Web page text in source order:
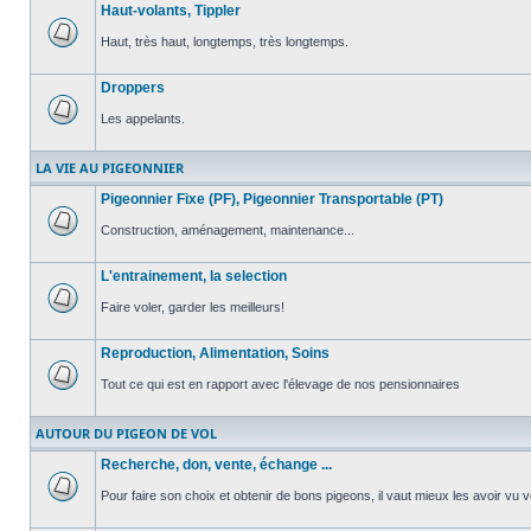
non
message
non
Haut-volants, Tippler
Haut, très haut, longtemps, très longtemps.
message
non
lu
Droppers
Les appelants.
LA VIE AU PIGEONNIER
message
non
Pigeonnier Fixe (PF), Pigeonnier Transportable (PT)
Construction, aménagement, maintenance...
message
non
L'entrainement, la selection
Faire voler, garder les meilleurs!
message
non
lu
Reproduction, Alimentation, Soins
Tout ce qui est en rapport avec l'élevage de nos pensionnaires
AUTOUR DU PIGEON DE VOL
message
Recherche, don, vente, échange ...
Pour faire son choix et obtenir de bons pigeons, il vaut mieux les avoir vu